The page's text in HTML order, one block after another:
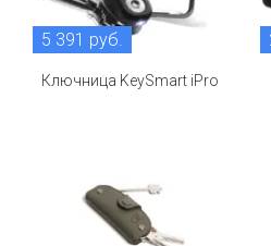
5 391 руб.
Ключница KeySmart iPro